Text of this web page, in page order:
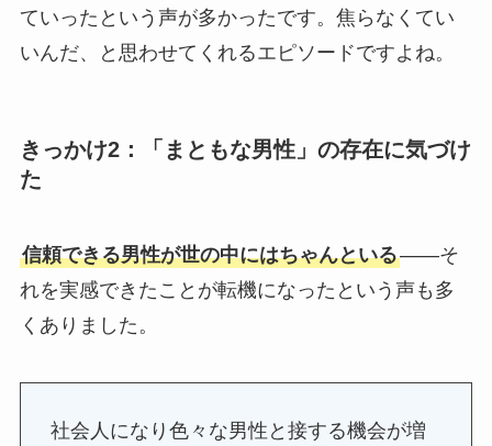
ていったという声が多かったです。焦らなくてい
いんだ、と思わせてくれるエピソードですよね。
きっかけ2：「まともな男性」の存在に気づけ
た
信頼できる男性が世の中にはちゃんといる——そ
れを実感できたことが転機になったという声も多
くありました。
社会人になり色々な男性と接する機会が増